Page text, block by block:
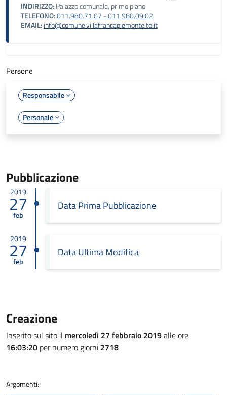
INDIRIZZO:Palazzo comunale, primo piano
TELEFONO:011.980.71.07 - 011.980.09.02
EMAIL:info@comune.villafrancapiemonte.to.it
Persone
Responsabile
Personale
Pubblicazione
2019
27
feb
Data Prima Pubblicazione
2019
27
feb
Data Ultima Modifica
Creazione
Inserito sul sito il mercoledì 27 febbraio 2019alle ore
16:03:20 per numero giorni 2718
Argomenti: